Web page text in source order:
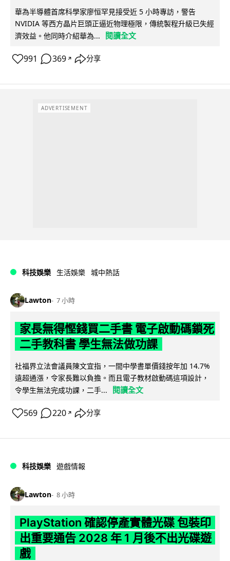
華為半導體首席科學家廖恒罕見接受近 5 小時專訪，警告
NVIDIA 等西方晶片巨頭正逼近物理極限，傳統製程升級已失經
濟效益。他同時介紹華為...
閱讀全文
991 369 ↗ 分享
ADVERTISEMENT
科技娛樂 生活娛樂 城中熱話
Lawton 7 小時
家長無得慳錢買二手書 電子啟動碼鎖死
二手教科書 學生無法做功課
社福界立法會議員陳文宜指，一間中學書單價錢按年加 14.7%
遠超通漲，令家長難以負擔。而且電子教材啟動碼這項設計，
令學生無法完成功課，二手...
閱讀全文
569 220 ↗ 分享
科技娛樂 遊戲情報
Lawton 8 小時
PlayStation 確認停產實體光碟 包裝印
出重要通告 2028 年 1 月後不出光碟遊
戲